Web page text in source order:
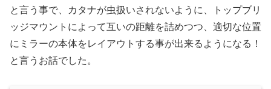
と言う事で、カタナが虫扱いされないように、トップブリ
ッジマウントによって互いの距離を詰めつつ、適切な位置
にミラーの本体をレイアウトする事が出来るようになる！
と言うお話でした。